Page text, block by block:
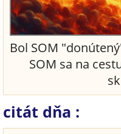
Bol SOM
SOM sa na
citát dňa :